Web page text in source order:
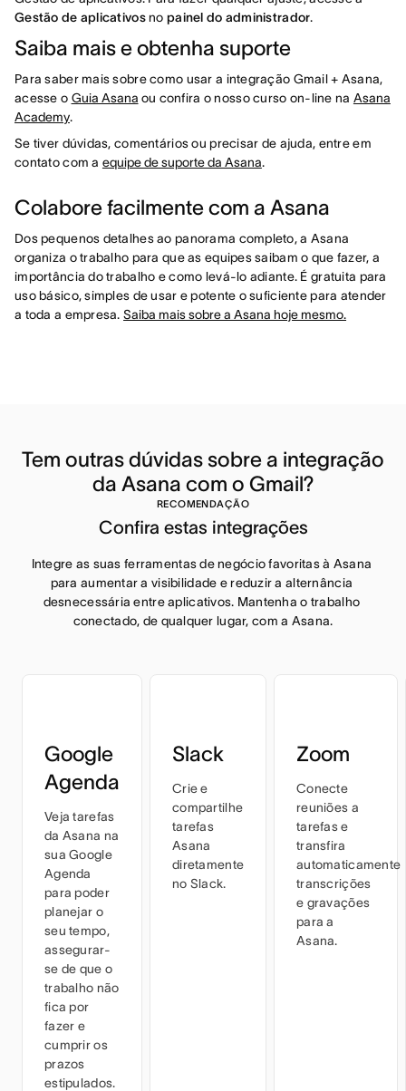
Gestão de aplicativosnopainel do administrador.
Saiba mais e obtenha suporte
Para saber mais sobre como usar a integração Gmail + Asana,
acesse o Guia Asana ou confira o nosso curso on-line na Asana
Academy.
Se tiver dúvidas, comentários ou precisar de ajuda, entre em
contato com a equipe de suporte da Asana.
Colabore facilmente com a Asana
Dos pequenos detalhes ao panorama completo, a Asana
organiza o trabalho para que as equipes saibam o que fazer, a
importância do trabalho e como levá-lo adiante. É gratuita para
uso básico, simples de usar e potente o suficiente para atender
a toda a empresa.Saiba mais sobre a Asana hoje mesmo.
Tem outras dúvidas sobre a integração
da Asana com o Gmail?
RECOMENDAÇÃO
Confira estas integrações
Integre as suas ferramentas de negócio favoritas à Asana
para aumentar a visibilidade e reduzir a alternância
desnecessária entre aplicativos. Mantenha o trabalho
conectado, de qualquer lugar, com a Asana.
Google
Agenda
Veja tarefas
da Asana na
sua Google
Agenda
para poder
planejar o
seu tempo,
assegurar-
se de que o
trabalho não
fica por
fazer e
cumprir os
prazos
estipulados.
Slack
Crie e
compartilhe
tarefas
Asana
diretamente
no Slack.
Zoom
Conecte
reuniões a
tarefas e
transfira
automaticamente
transcrições
e gravações
para a
Asana.